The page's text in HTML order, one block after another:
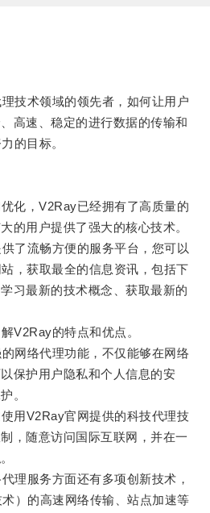
术领域的领先者，如何让用户
高速、稳定的进行数据的传输和
的目标。
，V2Ray已经拥有了高质量的
的用户提供了强大的核心技术。
流畅方便的服务平台，您可以
，获取最全的信息资讯，包括下
习最新的技术概念、获取最新的
的特点和优点。
络代理功能，不仅能够在网络
保护用户隐私和个人信息的安
。
V2Ray官网提供的科技代理技
，随意访问国际互联网，并在一
服务方面还有多项创新技术，
）的高速网络传输、站点加速等